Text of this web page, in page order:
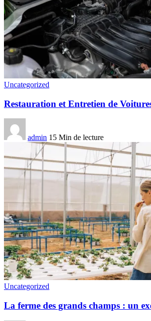
Uncategorized
Restauration et Entretien de
admin 15 Min de lecture
Uncategorized
La ferme des grands champs : un